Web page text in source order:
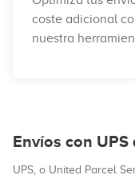
coste adicional
nuestra
Envíos con
UPS, o United Parcel